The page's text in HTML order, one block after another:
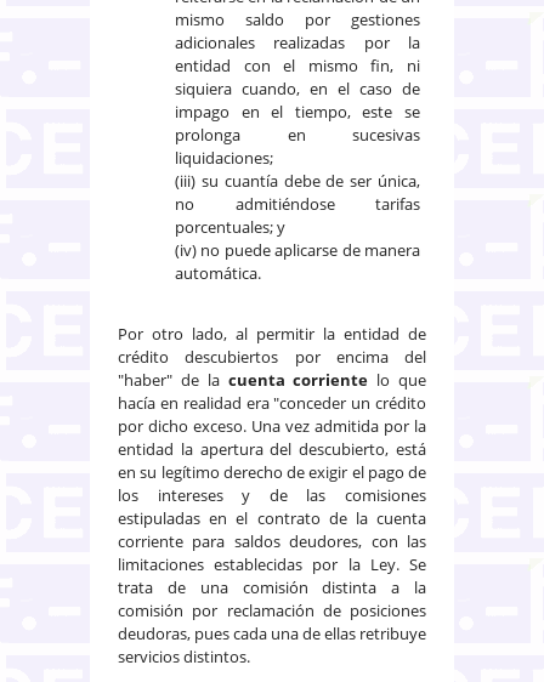
mismo saldo por gestiones
adicionales realizadas por la
entidad con el mismo fin, ni
siquiera cuando, en el caso de
impago en el tiempo, este se
prolonga en sucesivas
liquidaciones;
(iii) su cuantía debe de ser única,
no admitiéndose tarifas
porcentuales; y
(iv) no puede aplicarse de manera
automática.
Por otro lado, al permitir la entidad de
crédito descubiertos por encima del
"haber" de la cuenta corriente lo que
hacía en realidad era "conceder un crédito
por dicho exceso. Una vez admitida por la
entidad la apertura del descubierto, está
en su legítimo derecho de exigir el pago de
los intereses y de las comisiones
estipuladas en el contrato de la cuenta
corriente para saldos deudores, con las
limitaciones establecidas por la Ley. Se
trata de una comisión distinta a la
comisión por reclamación de posiciones
deudoras, pues cada una de ellas retribuye
servicios distintos.